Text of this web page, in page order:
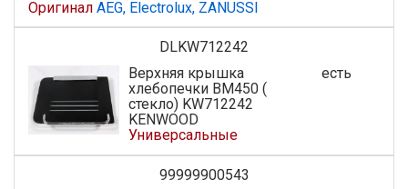
Оригинал AEG, Electrolux, ZANUSSI
DLKW712242
Верхняя крышка
хлебопечки BM450 (
стекло) KW712242
KENWOOD
Универсальные
есть
99999900543